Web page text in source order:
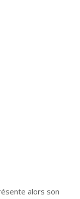
alors son